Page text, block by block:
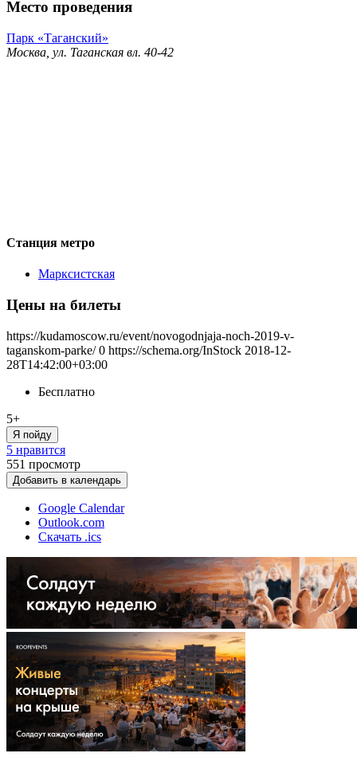
Место проведения
Парк «Таганский»
Москва, ул. Таганская вл. 40-42
Станция метро
Марксистская
Цены на билеты
https://kudamoscow.ru/event/novogodnjaja-noch-2019-v-
taganskom-parke/ 0 https://schema.org/InStock 2018-12-
28T14:42:00+03:00
Бесплатно
5+
Я пойду
5 нравится
551 просмотр
Добавить в календарь
Google Calendar
Outlook.com
Скачать .ics